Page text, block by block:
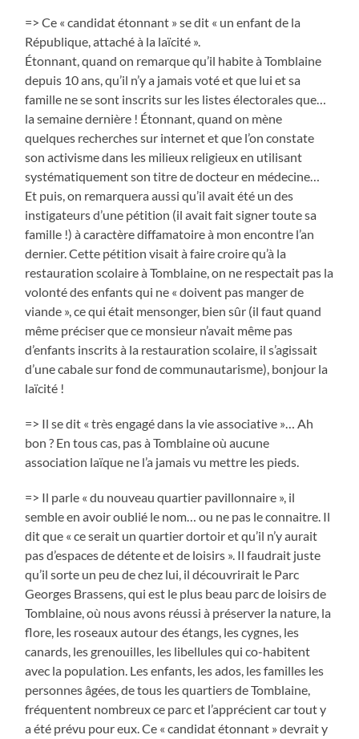
=> Ce « candidat étonnant » se dit « un enfant de la
République, attaché à la laïcité ».
Étonnant, quand on remarque qu’il habite à Tomblaine
depuis 10 ans, qu’il n’y a jamais voté et que lui et sa
famille ne se sont inscrits sur les listes électorales que…
la semaine dernière ! Étonnant, quand on mène
quelques recherches sur internet et que l’on constate
son activisme dans les milieux religieux en utilisant
systématiquement son titre de docteur en médecine…
Et puis, on remarquera aussi qu’il avait été un des
instigateurs d’une pétition (il avait fait signer toute sa
famille !) à caractère diffamatoire à mon encontre l’an
dernier. Cette pétition visait à faire croire qu’à la
restauration scolaire à Tomblaine, on ne respectait pas la
volonté des enfants qui ne « doivent pas manger de
viande », ce qui était mensonger, bien sûr (il faut quand
même préciser que ce monsieur n’avait même pas
d’enfants inscrits à la restauration scolaire, il s’agissait
d’une cabale sur fond de communautarisme), bonjour la
laïcité !
=> Il se dit « très engagé dans la vie associative »… Ah
bon ? En tous cas, pas à Tomblaine où aucune
association laïque ne l’a jamais vu mettre les pieds.
=> Il parle « du nouveau quartier pavillonnaire », il
semble en avoir oublié le nom… ou ne pas le connaitre. Il
dit que « ce serait un quartier dortoir et qu’il n’y aurait
pas d’espaces de détente et de loisirs ». Il faudrait juste
qu’il sorte un peu de chez lui, il découvrirait le Parc
Georges Brassens, qui est le plus beau parc de loisirs de
Tomblaine, où nous avons réussi à préserver la nature, la
flore, les roseaux autour des étangs, les cygnes, les
canards, les grenouilles, les libellules qui co-habitent
avec la population. Les enfants, les ados, les familles les
personnes âgées, de tous les quartiers de Tomblaine,
fréquentent nombreux ce parc et l’apprécient car tout y
a été prévu pour eux. Ce « candidat étonnant » devrait y